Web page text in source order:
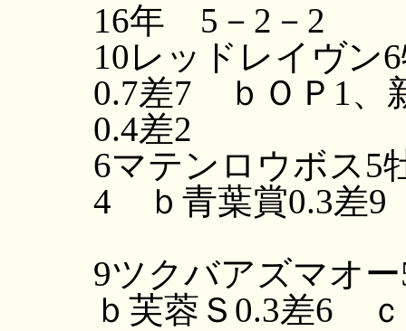
16年 5－2－2
10レッドレイヴン
0.7差7 ｂＯＰ1
0.4差2
6マテンロウボス
4 ｂ青葉賞0.3差9
9ツクバアズマオ
ｂ芙蓉Ｓ0.3差6